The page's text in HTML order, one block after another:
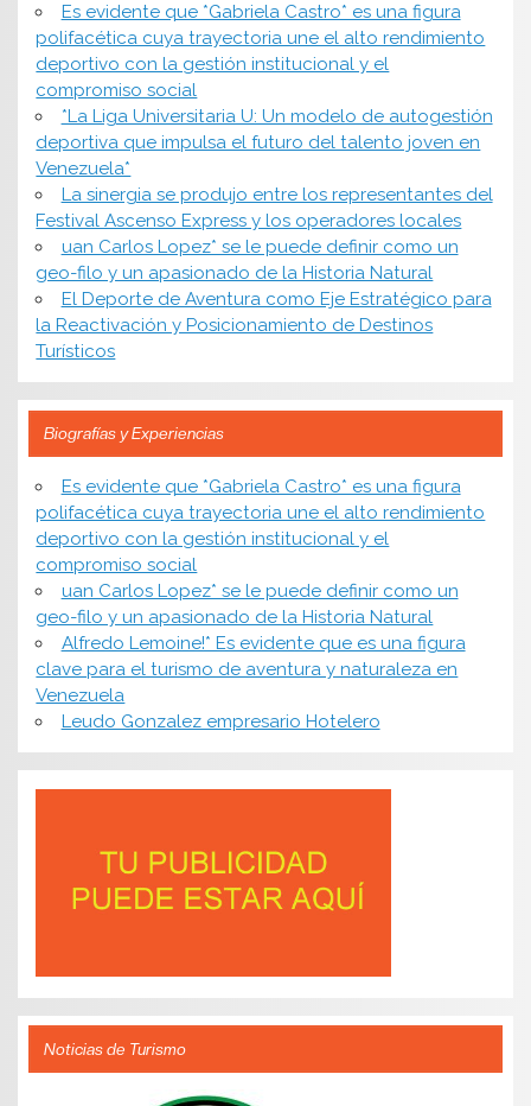
Es evidente que *Gabriela Castro* es una figura
polifacética cuya trayectoria une el alto rendimiento
deportivo con la gestión institucional y el
compromiso social
*​La Liga Universitaria U: Un modelo de autogestión
deportiva que impulsa el futuro del talento joven en
Venezuela*
La sinergia se produjo entre los representantes del
Festival Ascenso Express y los operadores locales
uan Carlos Lopez* se le puede definir como un
geo-filo y un apasionado de la Historia Natural
El Deporte de Aventura como Eje Estratégico para
la Reactivación y Posicionamiento de Destinos
Turísticos
Biografías y Experiencias
Es evidente que *Gabriela Castro* es una figura
polifacética cuya trayectoria une el alto rendimiento
deportivo con la gestión institucional y el
compromiso social
uan Carlos Lopez* se le puede definir como un
geo-filo y un apasionado de la Historia Natural
Alfredo Lemoine!* Es evidente que es una figura
clave para el turismo de aventura y naturaleza en
Venezuela
Leudo Gonzalez empresario Hotelero
Noticias de Turismo